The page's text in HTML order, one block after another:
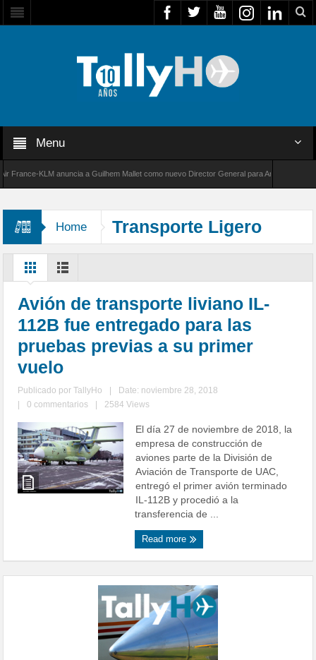
Menu
KLM anuncia a Guilhem Mallet como nuevo Director General para América Latina
Home
Transporte Ligero
Militar
Avión de transporte liviano IL-
112B fue entregado para las
pruebas previas a su primer
vuelo
Publicado porTallyHo
Date: noviembre 28, 2018
0 commentarios 2584 Views
El día 27 de noviembre de 2018, la
empresa de construcción de
aviones parte de la División de
Aviación de Transporte de UAC,
entregó el primer avión terminado
IL-112B y procedió a la
transferencia de ...
Read more